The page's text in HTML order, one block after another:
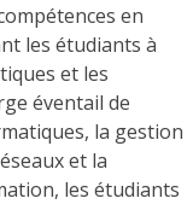
en
les étudiants à
et les
éventail de
la gestion
et la
les étudiants